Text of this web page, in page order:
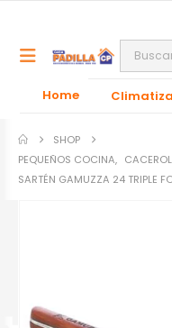
Home
SHOP
PEQUEÑOS COCINA,
SARTÉN GAMUZZA 24 TRIPLE